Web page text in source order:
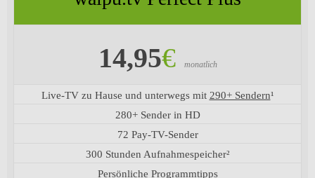
14,95€ monatlich
Live-TV zu Hause und unterwegs mit 290+ Sendern¹
280+ Sender in HD
72 Pay-TV-Sender
300 Stunden Aufnahmespeicher²
Persönliche Programmtipps